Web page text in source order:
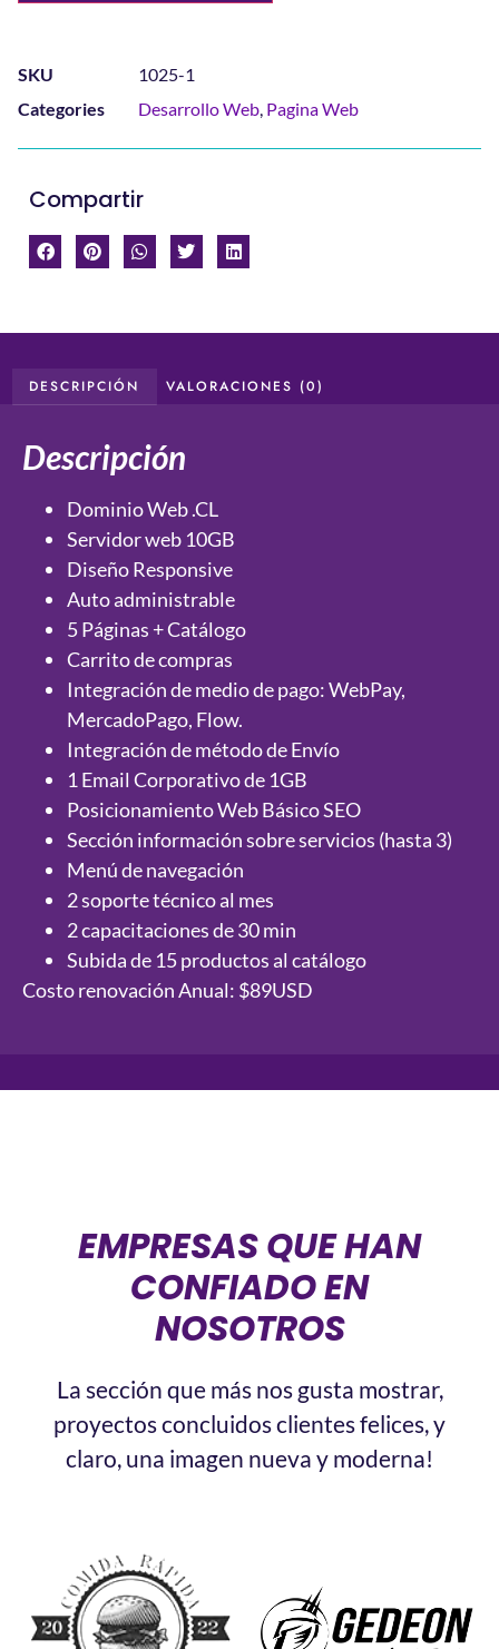
SKU
1025-1
Categories
Desarrollo Web, Pagina Web
Compartir
DESCRIPCIÓN VALORACIONES (0)
Descripción
Dominio Web .CL
Servidor web 10GB
Diseño Responsive
Auto administrable
5 Páginas + Catálogo
Carrito de compras
Integración de medio de pago: WebPay,
MercadoPago, Flow.
Integración de método de Envío
1 Email Corporativo de 1GB
Posicionamiento Web Básico SEO
Sección información sobre servicios (hasta 3)
Menú de navegación
2 soporte técnico al mes
2 capacitaciones de 30 min
Subida de 15 productos al catálogo
Costo renovación Anual: $89USD
EMPRESAS QUE HAN
CONFIADO EN
NOSOTROS
La sección que más nos gusta mostrar,
proyectos concluidos clientes felices, y
claro, una imagen nueva y moderna!